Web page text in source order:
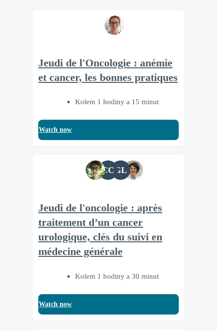
Jeudi de l'Oncologie : anémie
et cancer, les bonnes pratiques
Kolem 1 hodiny a 15 minut
Watch now
CC GL
Jeudi de l'oncologie : après
traitement d’un cancer
urologique, clés du suivi en
médecine générale
Kolem 1 hodiny a 30 minut
Watch now